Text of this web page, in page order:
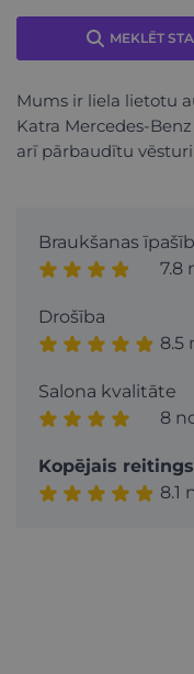
MEKLĒT
Mums ir liela lietotu
Katra Mercedes-
arī pārbaudītu
Braukšanas
7.8
Drošība
8.5
Salona kvalitāte
8
Kopējais reitings
8.1